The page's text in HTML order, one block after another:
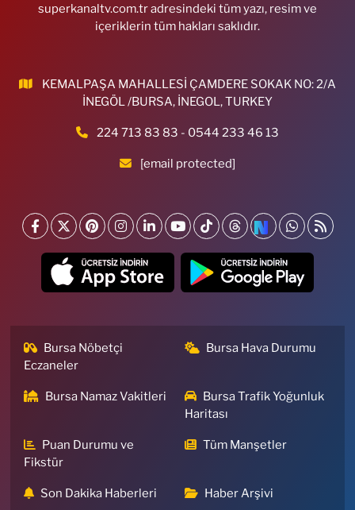
superkanaltv.com.tr adresindeki tüm yazı, resim ve
içeriklerin tüm hakları saklıdır.
KEMALPAŞA MAHALLESİ ÇAMDERE SOKAK NO: 2/A
İNEGÖL /BURSA, İNEGOL, TURKEY
224 713 83 83 - 0544 233 46 13
[email protected]
Bursa Nöbetçi
Eczaneler
Bursa Hava Durumu
Bursa Namaz Vakitleri
Bursa Trafik Yoğunluk
Haritası
Puan Durumu ve
Fikstür
Tüm Manşetler
Son Dakika Haberleri Haber Arşivi